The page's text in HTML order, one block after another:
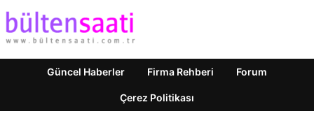
Güncel Haberler Firma Rehberi Forum
Çerez Politikası